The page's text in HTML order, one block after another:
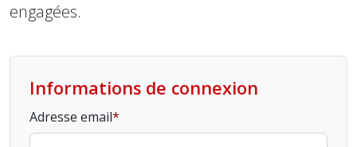
engagées.
Informations de connexion
Adresse email